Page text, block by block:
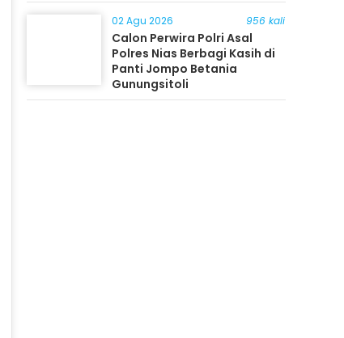
02 Agu 2026 956 kali
Calon Perwira Polri Asal
Polres Nias Berbagi Kasih di
Panti Jompo Betania
Gunungsitoli